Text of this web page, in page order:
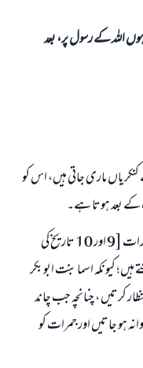
اللہ کے رسول پر، بعد
ماری جاتی ہیں، اس کو
بعد ہوتا ہے۔
تاہم بچوں اور خواتین جیسے کمزور افراد کیلیے عید کی رات [9 اور 10 تاریخ کی
کیونکہ اسما بنت ابو بکر
کرتیں ، چنانچہ جب چاند
ہو جاتیں اور جمرات کو